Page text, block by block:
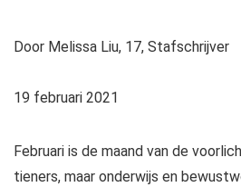
Door Melissa Liu, 17, Stafschrijver
19 februari 2021
Februari is de maand van de
tieners, maar onderwijs en